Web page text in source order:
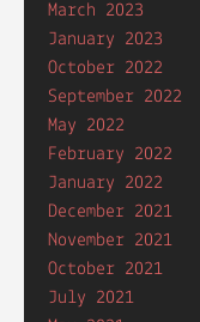
March 2023
January 2023
October 2022
September 2022
May 2022
February 2022
January 2022
December 2021
November 2021
October 2021
July 2021